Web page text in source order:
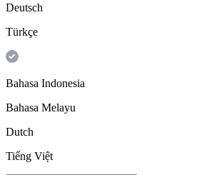
Deutsch
Türkçe
Bahasa Indonesia
Bahasa Melayu
Dutch
Tiếng Việt